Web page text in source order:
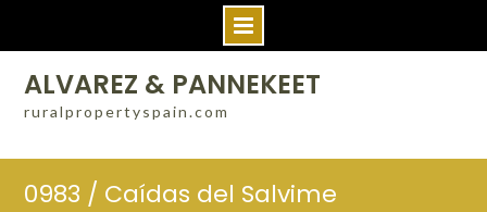
ALVAREZ & PANNEKEET
ruralpropertyspain.com
0983 / Caídas del Salvime